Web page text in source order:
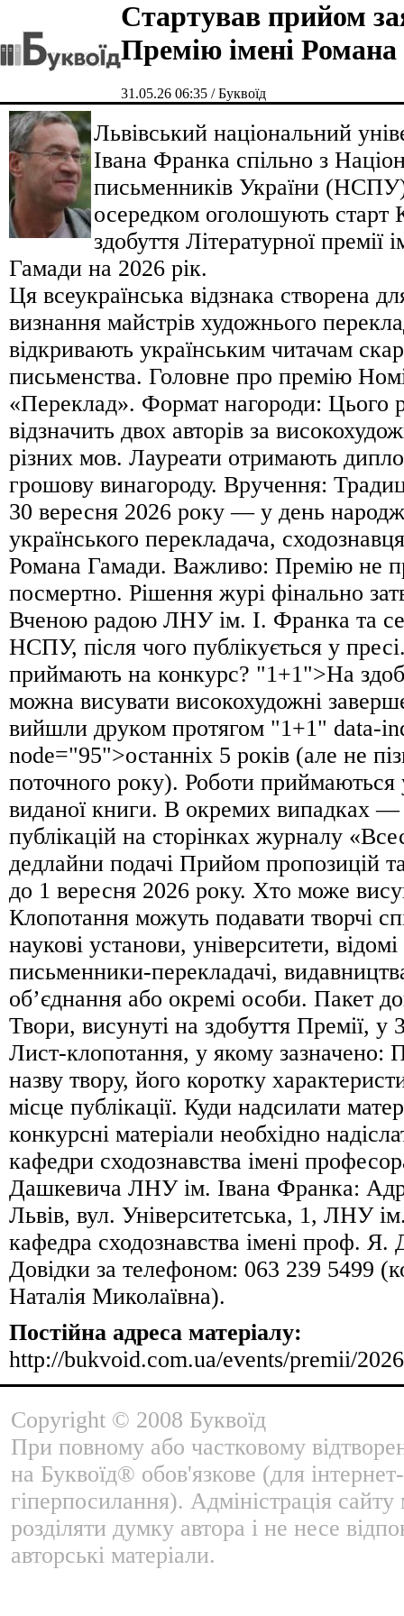
Стартував прийом
Премію імені
31.05.26 06:35 / Буквоїд
Львівський національний
Івана Франка спільно з
письменників України (НСПУ)
осередком оголошують старт
здобуття Літературної премії
Гамади на 2026 рік.
Ця всеукраїнська відзнака створена
визнання майстрів художнього
відкривають українським читачам
письменства. Головне про премію
«Переклад». Формат нагороди: Цього
відзначить двох авторів за
різних мов. Лауреати отримають
грошову винагороду. Вручення:
30 вересня 2026 року — у день
українського перекладача,
Романа Гамади. Важливо: Премію не
посмертно. Рішення журі фінально
Вченою радою ЛНУ ім. І. Франка та
НСПУ, після чого публікується у
приймають на конкурс? "1+1">На
можна висувати високохудожні
вийшли друком протягом "1+1" data-
node="95">останніх 5 років (але не
поточного року). Роботи приймаються
виданої книги. В окремих випадках —
публікацій на сторінках журналу
дедлайни подачі Прийом пропозицій
до 1 вересня 2026 року. Хто може
Клопотання можуть подавати творчі
наукові установи, університети,
письменники-перекладачі,
об’єднання або окремі особи. Пакет
Твори, висунуті на здобуття Премії, у
Лист-клопотання, у якому зазначено:
назву твору, його коротку
місце публікації. Куди надсилати
конкурсні матеріали необхідно
кафедри сходознавства імені
Дашкевича ЛНУ ім. Івана Франка:
Львів, вул. Університетська, 1, ЛНУ
кафедра сходознавства імені проф. Я.
Довідки за телефоном: 063 239 5499
Наталія Миколаївна).
Постійна адреса матеріалу:
http://bukvoid.com.ua/events/premii/
Copyright © 2008 Буквоїд
При повному або частковому
на Буквоїд® обов'язкове (для
гіперпосилання). Адміністрація
розділяти думку автора і не несе
авторські матеріали.